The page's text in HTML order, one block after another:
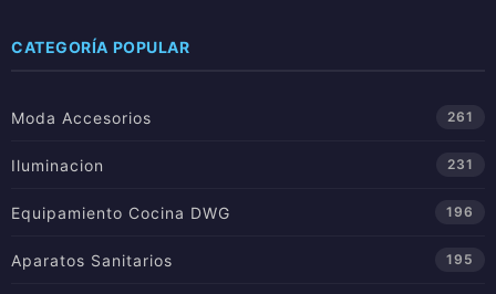
CATEGORÍA POPULAR
Moda Accesorios 261
Iluminacion 231
Equipamiento Cocina DWG 196
Aparatos Sanitarios 195